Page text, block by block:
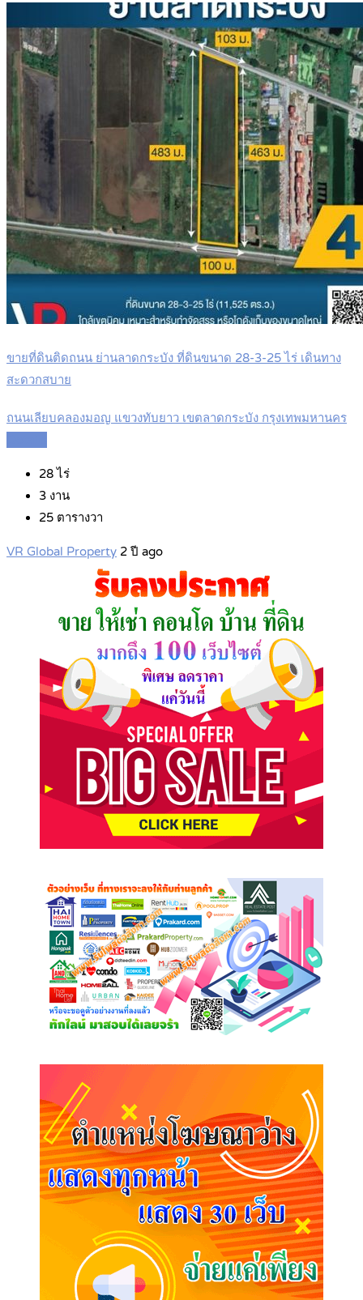
ขายที่ดินติดถนน ย่านลาดกระบัง ที่ดินขนาด 28-3-25 ไร่ เดินทาง
สะดวกสบาย
ถนนเลียบคลองมอญ แขวงทับยาว เขตลาดกระบัง กรุงเทพมหานคร
28ไร่
3 งาน
25 ตารางวา
VR Global Property 2 ปี ago